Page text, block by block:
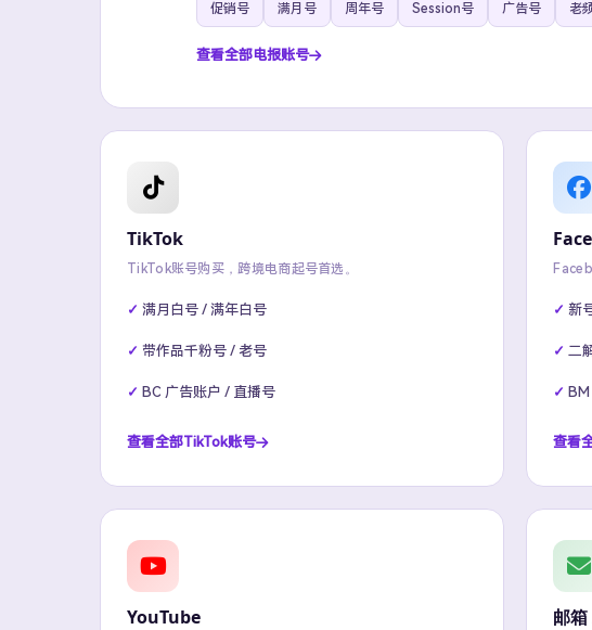
促销号 满月号 周年号 Session号 广告号 老
查看全部电报账号
TikTok
TikTok账号购买，跨境电商起号首选。
满月白号 / 满年白号
带作品千粉号 / 老号
BC 广告账户 / 直播号
查看全部TikTok账号
新
二
查看
YouTube 邮